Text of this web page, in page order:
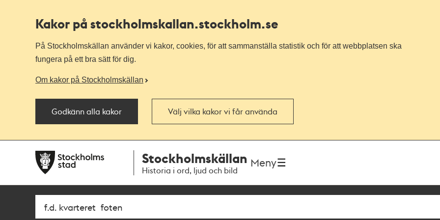
Kakor på stockholmskallan.stockholm.se
På Stockholmskällan använder vi kakor, cookies, för att sammanställa statistik och för att webbplatsen ska
fungera på ett bra sätt för dig.
Om kakor på Stockholmskällan
Godkänn alla kakor Välj vilka kakor vi får använda
navigationen
huvudinnehållet
Stockholmskällan
Historia i ord, ljud och bild
Meny
Sök